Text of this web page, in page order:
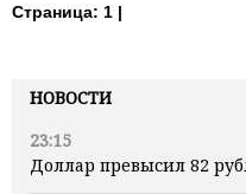
НОВОСТИ
23:15
Доллар превысил 82
Страница: 1 |